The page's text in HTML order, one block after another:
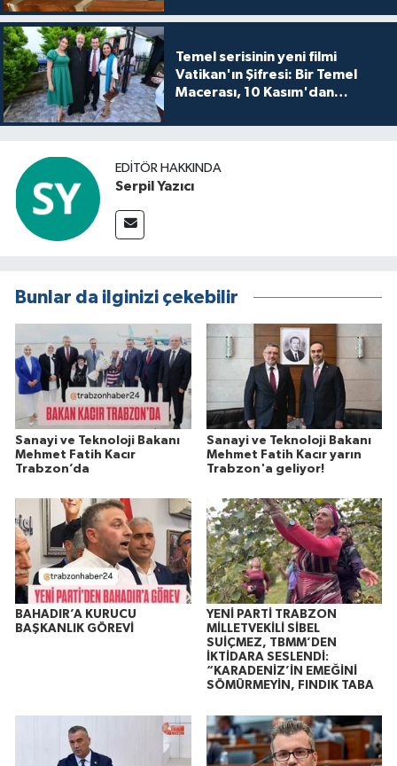
Temel serisinin yeni filmi
Vatikan'ın Şifresi: Bir Temel
Macerası, 10 Kasım'dan
buluşuyo
EDITÖR HAKKINDA
Serpil Yazıcı
Bunlar da ilginizi çekebilir
Sanayi ve Teknoloji Bakanı
Mehmet Fatih Kacır
Trabzon’da
Sanayi ve Teknoloji Bakanı
Mehmet Fatih Kacır yarın
Trabzon'a geliyor!
BAHADIR’A KURUCU
BAŞKANLIK GÖREVİ
YENİ PARTİ TRABZON
MİLLETVEKİLİ SİBEL
SUİÇMEZ, TBMM’DEN
İKTİDARA SESLENDİ:
“KARADENİZ’İN EMEĞİNİ
SÖMÜRMEYİN, FINDIK TABA